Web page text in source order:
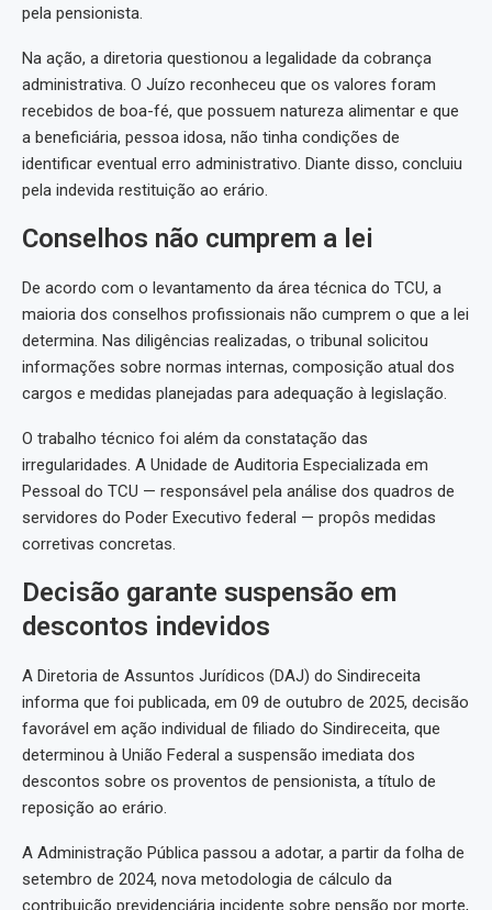
pela pensionista.
Na ação, a diretoria questionou a legalidade da cobrança
administrativa. O Juízo reconheceu que os valores foram
recebidos de boa-fé, que possuem natureza alimentar e que
a beneficiária, pessoa idosa, não tinha condições de
identificar eventual erro administrativo. Diante disso, concluiu
pela indevida restituição ao erário.
Conselhos não cumprem a lei
De acordo com o levantamento da área técnica do TCU, a
maioria dos conselhos profissionais não cumprem o que a lei
determina. Nas diligências realizadas, o tribunal solicitou
informações sobre normas internas, composição atual dos
cargos e medidas planejadas para adequação à legislação.
O trabalho técnico foi além da constatação das
irregularidades. A Unidade de Auditoria Especializada em
Pessoal do TCU — responsável pela análise dos quadros de
servidores do Poder Executivo federal — propôs medidas
corretivas concretas.
Decisão garante suspensão em
descontos indevidos
A Diretoria de Assuntos Jurídicos (DAJ) do Sindireceita
informa que foi publicada, em 09 de outubro de 2025, decisão
favorável em ação individual de filiado do Sindireceita, que
determinou à União Federal a suspensão imediata dos
descontos sobre os proventos de pensionista, a título de
reposição ao erário.
A Administração Pública passou a adotar, a partir da folha de
setembro de 2024, nova metodologia de cálculo da
contribuição previdenciária incidente sobre pensão por morte,